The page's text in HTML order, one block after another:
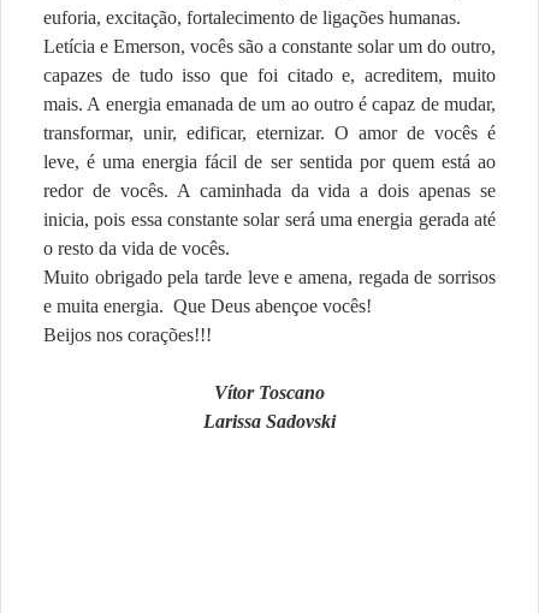
euforia, excitação, fortalecimento de ligações humanas.
Letícia e Emerson, vocês são a constante solar um do outro,
capazes de tudo isso que foi citado e, acreditem, muito
mais. A energia emanada de um ao outro é capaz de mudar,
transformar, unir, edificar, eternizar. O amor de vocês é
leve, é uma energia fácil de ser sentida por quem está ao
redor de vocês. A caminhada da vida a dois apenas se
inicia, pois essa constante solar será uma energia gerada até
o resto da vida de vocês.
Muito obrigado pela tarde leve e amena, regada de sorrisos
e muita energia. Que Deus abençoe vocês!
Beijos nos corações!!!
Vítor Toscano
Larissa Sadovski